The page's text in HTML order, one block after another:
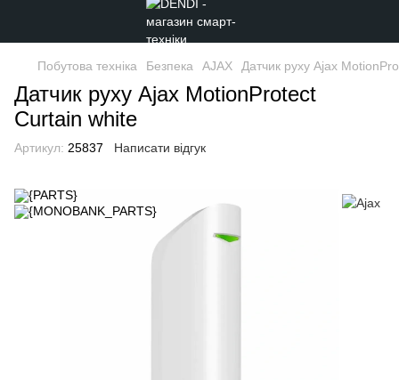
Побутова техніка Безпека AJAX Датчик руху Ajax
Датчик руху Ajax MotionProtect
Curtain white
Артикул: 25837 Написати відгук